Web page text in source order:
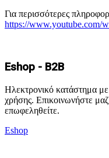
Για περισσότερες
https://www.youtube.com/
Eshop - B2B
Ηλεκτρονικό κατάστημα με
χρήσης. Επικοινωνήστε
επωφεληθείτε.
Eshop